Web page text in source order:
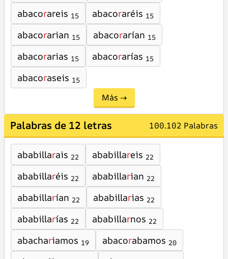
abacorareis 15 abacoraréis 15
abacorarian 15 abacorarían 15
abacorarias 15 abacorarías 15
abacoraseis 15
Más →
Palabras de 12 letras 100.102 Palabras
ababillarais 22 ababillareis 22
ababillaréis 22 ababillarian 22
ababillarían 22 ababillarias 22
ababillarías 22 ababillarnos 22
abachariamos 19 abacorabamos 20